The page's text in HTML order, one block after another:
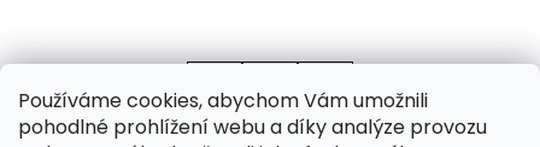
Používáme cookies, abychom Vám umožnili
pohodlné prohlížení webu a díky analýze provozu